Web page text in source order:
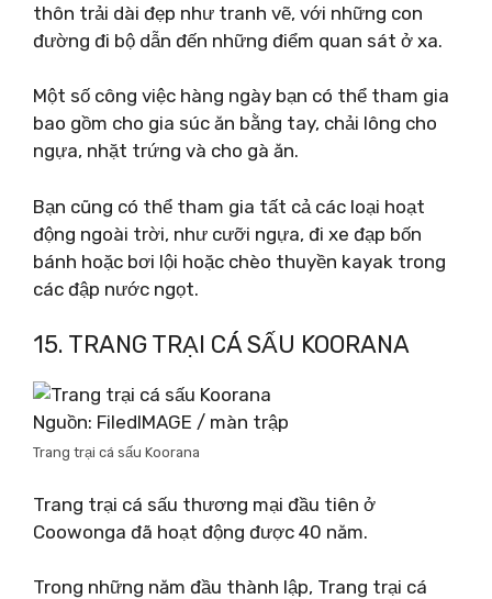
thôn trải dài đẹp như tranh vẽ, với những con
đường đi bộ dẫn đến những điểm quan sát ở xa.
Một số công việc hàng ngày bạn có thể tham gia
bao gồm cho gia súc ăn bằng tay, chải lông cho
ngựa, nhặt trứng và cho gà ăn.
Bạn cũng có thể tham gia tất cả các loại hoạt
động ngoài trời, như cưỡi ngựa, đi xe đạp bốn
bánh hoặc bơi lội hoặc chèo thuyền kayak trong
các đập nước ngọt.
15. TRANG TRẠI CÁ SẤU KOORANA
Nguồn: FiledIMAGE / màn trập
Trang trại cá sấu Koorana
Trang trại cá sấu thương mại đầu tiên ở
Coowonga đã hoạt động được 40 năm.
Trong những năm đầu thành lập, Trang trại cá